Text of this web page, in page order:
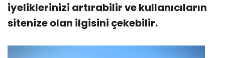
iyeliklerinizi artırabilir ve kullanıcıların
sitenize olan ilgisini çekebilir.